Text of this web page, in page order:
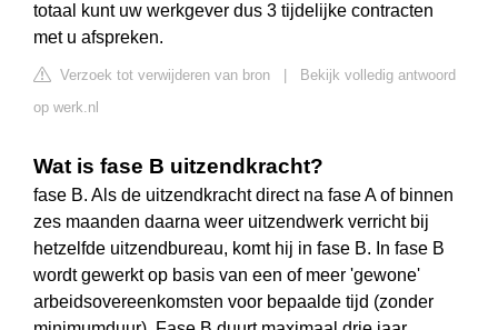
totaal kunt uw werkgever dus 3 tijdelijke contracten
met u afspreken.
Verzoek tot verwijderen van bron
Bekijk volledig antwoord
op werk.nl
Wat is fase B uitzendkracht?
fase B. Als de uitzendkracht direct na fase A of binnen
zes maanden daarna weer uitzendwerk verricht bij
hetzelfde uitzendbureau, komt hij in fase B. In fase B
wordt gewerkt op basis van een of meer 'gewone'
arbeidsovereenkomsten voor bepaalde tijd (zonder